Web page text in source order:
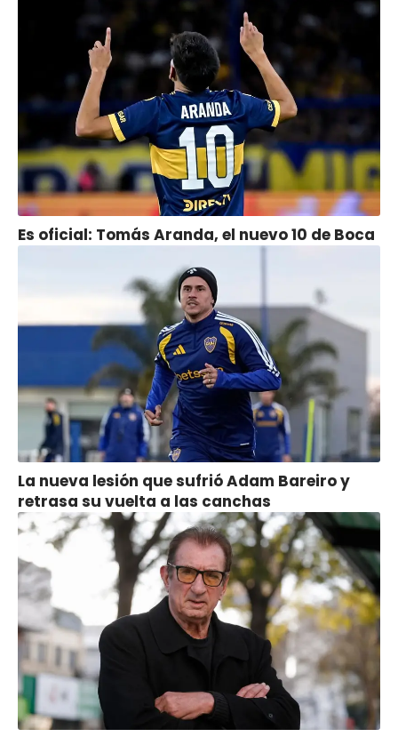
Es oficial: Tomás Aranda, el nuevo 10 de Boca
La nueva lesión que sufrió Adam Bareiro y
retrasa su vuelta a las canchas